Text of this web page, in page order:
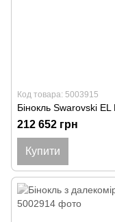
Код товара: 5003915
Бінокль Swarovski
212 652 грн
Купити